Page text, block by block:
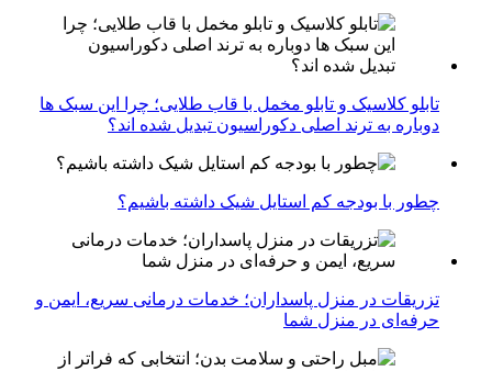
تابلو کلاسیک و تابلو مخمل با قاب طلایی؛ چرا این سبک ها
دوباره به ترند اصلی دکوراسیون تبدیل شده اند؟
چطور با بودجه کم استایل شیک داشته باشیم؟
تزریقات در منزل پاسداران؛ خدمات درمانی سریع، ایمن و
حرفه‌ای در منزل شما